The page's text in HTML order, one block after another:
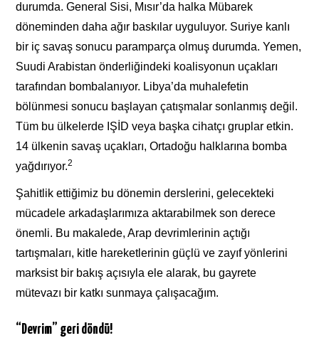
durumda. General Sisi, Mısır’da halka Mübarek
döneminden daha ağır baskılar uyguluyor. Suriye kanlı
bir iç savaş sonucu paramparça olmuş durumda. Yemen,
Suudi Arabistan önderliğindeki koalisyonun uçakları
tarafından bombalanıyor. Libya’da muhalefetin
bölünmesi sonucu başlayan çatışmalar sonlanmış değil.
Tüm bu ülkelerde IŞİD veya başka cihatçı gruplar etkin.
14 ülkenin savaş uçakları, Ortadoğu halklarına bomba
yağdırıyor.2
Şahitlik ettiğimiz bu dönemin derslerini, gelecekteki
mücadele arkadaşlarımıza aktarabilmek son derece
önemli. Bu makalede, Arap devrimlerinin açtığı
tartışmaları, kitle hareketlerinin güçlü ve zayıf yönlerini
marksist bir bakış açısıyla ele alarak, bu gayrete
mütevazı bir katkı sunmaya çalışacağım.
“Devrim” geri döndü!